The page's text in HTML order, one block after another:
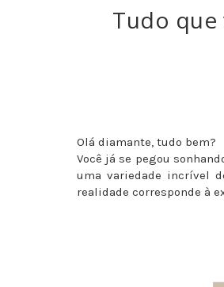
Tudo que
Olá diamante, tudo bem?
Você já se pegou
uma variedade incrível
realidade corresponde à